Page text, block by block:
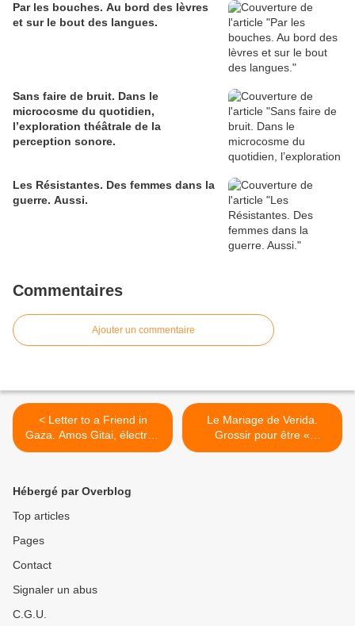
Par les bouches. Au bord des lèvres
et sur le bout des langues.
Sans faire de bruit. Dans le
microcosme du quotidien,
l’exploration théâtrale de la
perception sonore.
Les Résistantes. Des femmes dans la
guerre. Aussi.
Commentaires
Ajouter un commentaire
< Letter to a Friend in
Gaza. Amos Gitai, électron
« libre ».
Le Mariage de Verida.
Grossir pour être «
vendable » >
Hébergé par Overblog
Top articles
Pages
Contact
Signaler un abus
C.G.U.